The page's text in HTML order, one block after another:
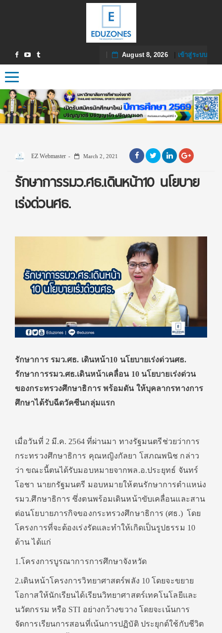
August 8, 2026| เข้าสู่ระบบ
Toggle navigation
EZ Webmaster March 2, 2021
รักษาการรมว.ศธ.เดินหน้า10 นโยบาย
เร่งด่วนศธ.
รักษาการ รมว.ศธ. เดินหน้า10 นโยบายเร่งด่วนศธ.
รักษาการรมว.ศธ.เดินหน้าเคลื่อน 10 นโยบายเร่งด่วน
ของกระทรวงศึกษาธิการ พร้อมดัน ให้บุคลากรทางการ
ศึกษาได้รับฉีดวัคซีนกลุ่มแรก
เมื่อวันที่ 2 มี.ค. 2564 ที่ผ่านมา ทางรัฐมนตรีช่วยว่าการ
กระทรวงศึกษาธิการ คุณหญิงกัลยา โสภณพนิช กล่าว
ว่า ขณะนี้ตนได้รับมอบหมายจากพล.อ.ประยุทธ์ จันทร์
โอชา นายกรัฐมนตรี มอบหมายให้ตนรักษาการตำแหน่ง
รมว.ศึกษาธิการ ซึ่งตนพร้อมเดินหน้าขับเคลื่อนและสาน
ต่อนโยบายภารกิจของกระทรวงศึกษาธิการ (ศธ.) โดย
โครงการที่จะต้องเร่งรัดและทำให้เกิดเป็นรูปธรรม 10
ด้าน ได้แก่
1.โครงการบูรณาการการศึกษาจังหวัด
2.เดินหน้าโครงการวิทยาศาสตร์พลัง 10 โดยจะขยาย
โอกาสให้นักเรียนได้เรียนวิทยาศาสตร์เทคโนโลยีและ
นวัตกรรม หรือ STI อย่างกว้างขวาง โดยจะเน้นการ
จัดการเรียนการสอนที่เน้นการปฏิบัติ ประยุกต์ใช้กับชีวิต